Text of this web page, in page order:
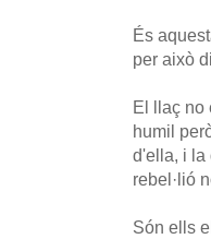
És
per això
El llaç no
humil
d'ella, i la
rebel·lió
Són ells